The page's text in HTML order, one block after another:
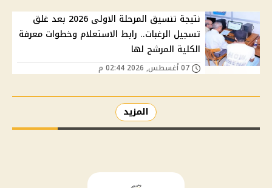
نتيجة تنسيق المرحلة الاولى 2026 بعد غلق
تسجيل الرغبات.. رابط الاستعلام وخطوات معرفة
الكلية المرشح لها
المزيد